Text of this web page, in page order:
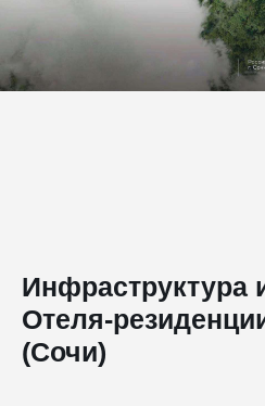
Инфраструктура
Отеля-
(Сочи)